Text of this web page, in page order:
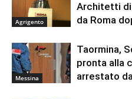
Agrigento
Architetti di
da Roma
Messina
Taormina,
pronta alla
arrestato